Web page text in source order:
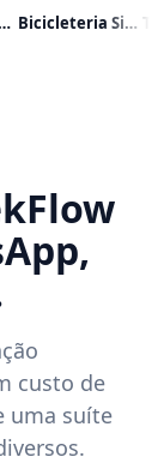
Abastible Bicicleteria Sin Limite
custo de
uma suíte